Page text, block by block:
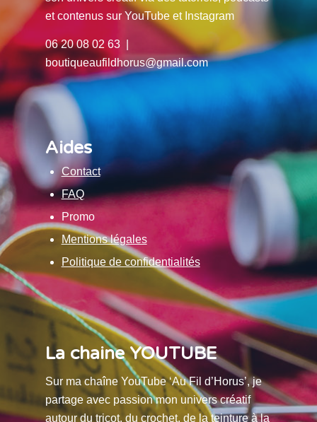
et contenus sur YouTube et Instagram
06 20 08 02 63 |
boutiqueaufildhorus@gmail.com
Aides
Contact
FAQ
Promo
Mentions légales
Politique de confidentialités
La chaine YOUTUBE
Sur ma chaîne YouTube ‘Au Fil d’Horus’, je
partage avec passion mon univers créatif
autour du tricot, du crochet, de la teinture à la